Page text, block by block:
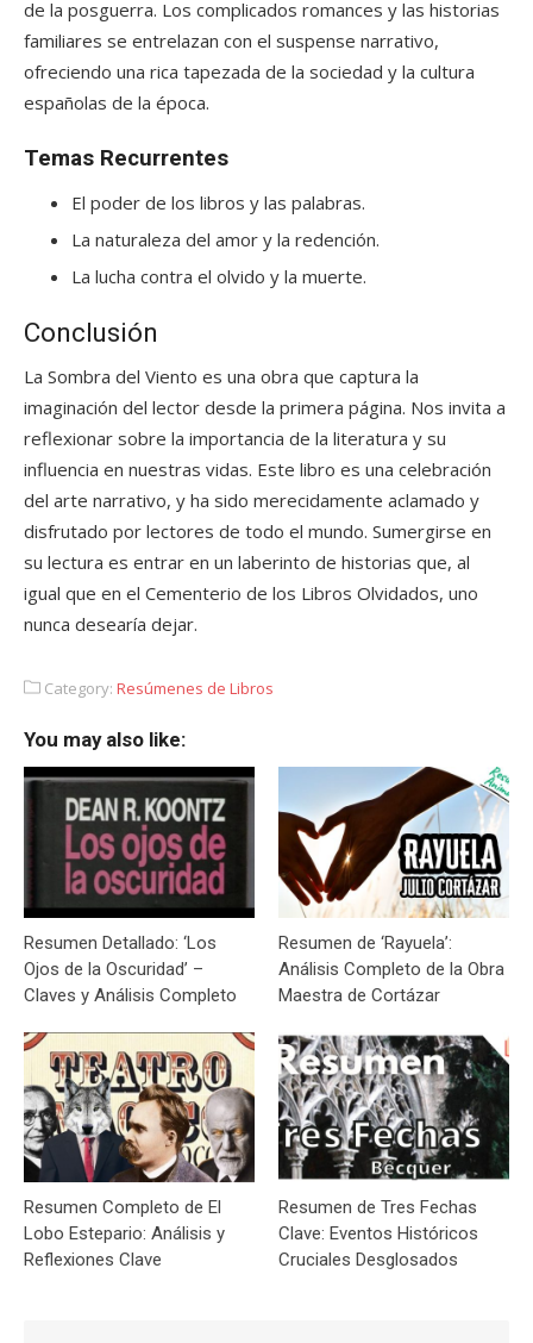
de la posguerra. Los complicados romances y las historias
familiares se entrelazan con el suspense narrativo,
ofreciendo una rica tapezada de la sociedad y la cultura
españolas de la época.
Temas Recurrentes
El poder de los libros y las palabras.
La naturaleza del amor y la redención.
La lucha contra el olvido y la muerte.
Conclusión
La Sombra del Viento es una obra que captura la
imaginación del lector desde la primera página. Nos invita a
reflexionar sobre la importancia de la literatura y su
influencia en nuestras vidas. Este libro es una celebración
del arte narrativo, y ha sido merecidamente aclamado y
disfrutado por lectores de todo el mundo. Sumergirse en
su lectura es entrar en un laberinto de historias que, al
igual que en el Cementerio de los Libros Olvidados, uno
nunca desearía dejar.
Category: Resúmenes de Libros
You may also like:
Resumen Detallado: ‘Los
Ojos de la Oscuridad’ –
Claves y Análisis Completo
Resumen de ‘Rayuela’:
Análisis Completo de la Obra
Maestra de Cortázar
Resumen Completo de El
Lobo Estepario: Análisis y
Reflexiones Clave
Resumen de Tres Fechas
Clave: Eventos Históricos
Cruciales Desglosados